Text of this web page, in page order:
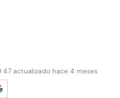
actualizado hace 4 meses